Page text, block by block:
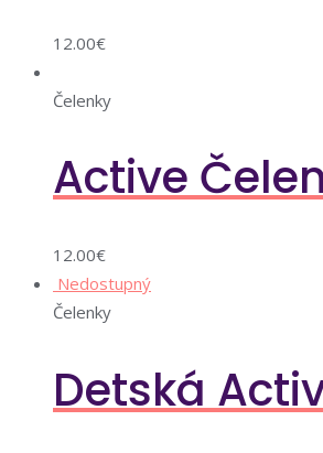
12.00€
Čelenky
Active
12.00€
Nedostupný
Čelenky
Detská